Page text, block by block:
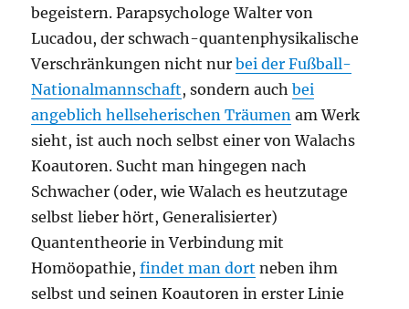
begeistern. Parapsychologe Walter von
Lucadou, der schwach-quantenphysikalische
Verschränkungen nicht nurbei der Fußball-
Nationalmannschaft, sondern auchbei
angeblich hellseherischen Träumen am Werk
sieht, ist auch noch selbst einer von Walachs
Koautoren. Sucht man hingegen nach
Schwacher (oder, wie Walach es heutzutage
selbst lieber hört, Generalisierter)
Quantentheorie in Verbindung mit
Homöopathie,findet man dort neben ihm
selbst und seinen Koautoren in erster Linie